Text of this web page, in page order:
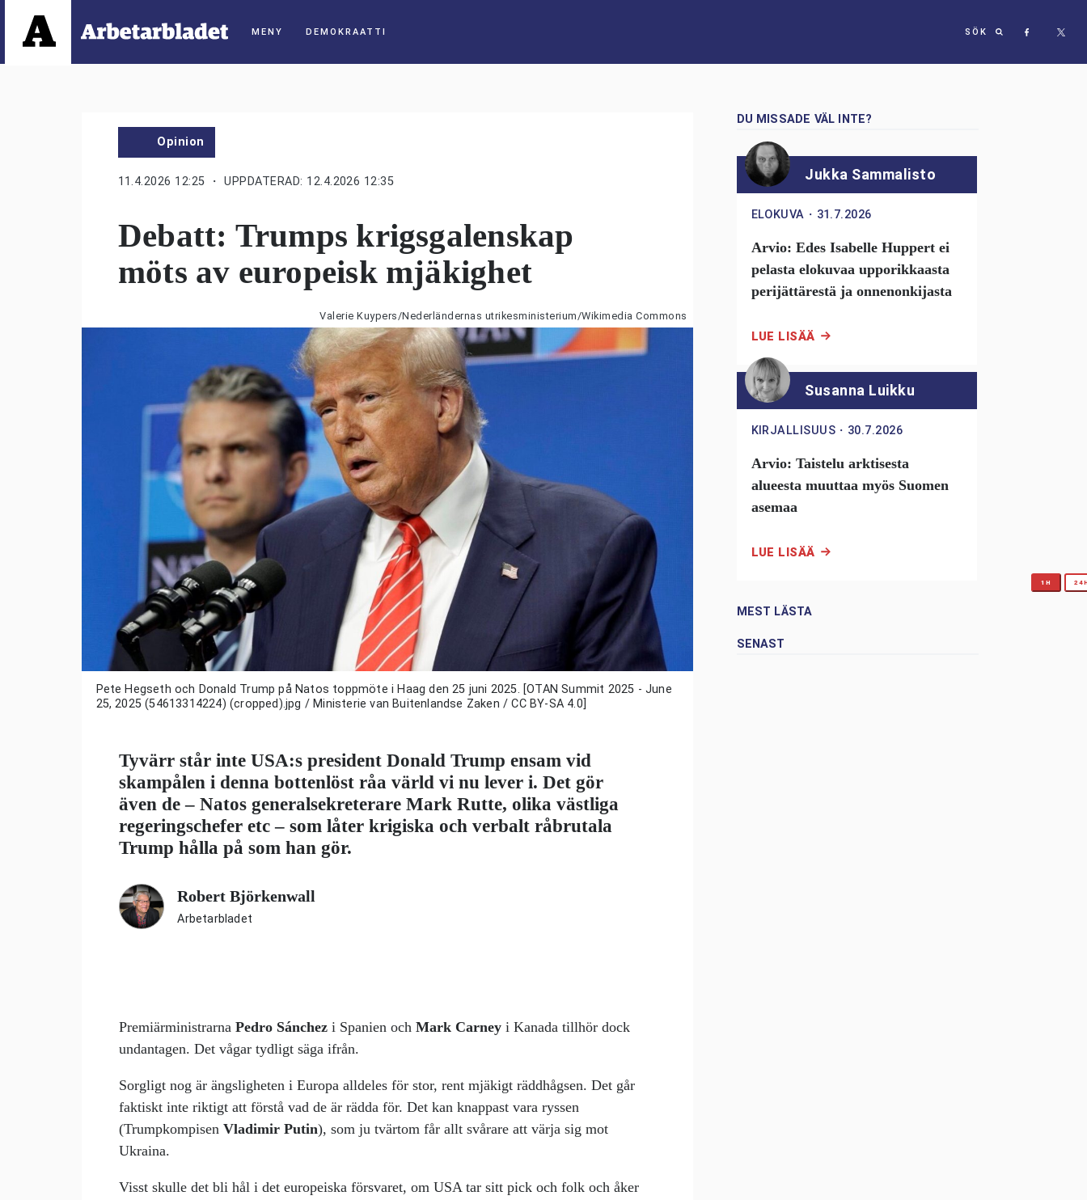
DEMOKRAATTI SÖK
Opinion
11.4.2026 12:25 ・ UPPDATERAD: 12.4.2026 12:35
Debatt: Trumps krigsgalenskap
möts av europeisk mjäkighet
Valerie Kuypers/Nederländernas utrikesministerium/Wikimedia Commons
Pete Hegseth och Donald Trump på Natos toppmöte i Haag den 25 juni 2025. [OTAN Summit 2025 - June
25, 2025 (54613314224) (cropped).jpg / Ministerie van Buitenlandse Zaken / CC BY-SA 4.0]
Tyvärr står inte USA:s president Donald Trump ensam vid
skampålen i denna bottenlöst råa värld vi nu lever i. Det gör
även de – Natos generalsekreterare Mark Rutte, olika västliga
regeringschefer etc – som låter krigiska och verbalt råbrutala
Trump hålla på som han gör.
Robert Björkenwall
Arbetarbladet
PremiärministrarnaPedro Sánchez i Spanien ochMark Carney i Kanada tillhör dock
undantagen. Det vågar tydligt säga ifrån.
Sorgligt nog är ängsligheten i Europa alldeles för stor, rent mjäkigt räddhågsen. Det går
faktiskt inte riktigt att förstå vad de är rädda för. Det kan knappast vara ryssen
(TrumpkompisenVladimir Putin), som ju tvärtom får allt svårare att värja sig mot
Ukraina.
Visst skulle det bli hål i det europeiska försvaret, om USA tar sitt pick och folk och åker
DU MISSADE VÄL INTE?
Jukka Sammalisto
ELOKUVA ・ 31.7.2026
Arvio: Edes Isabelle Huppert ei
pelasta elokuvaa upporikkaasta
perijättärestä ja onnenonkijasta
LUE LISÄÄ
Susanna Luikku
KIRJALLISUUS ・ 30.7.2026
Arvio: Taistelu arktisesta
alueesta muuttaa myös Suomen
asemaa
LUE LISÄÄ
MEST LÄSTA
1H
SENAST